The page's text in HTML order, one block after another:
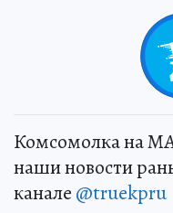
Комсомолка на
наши новости
канале @truekpru